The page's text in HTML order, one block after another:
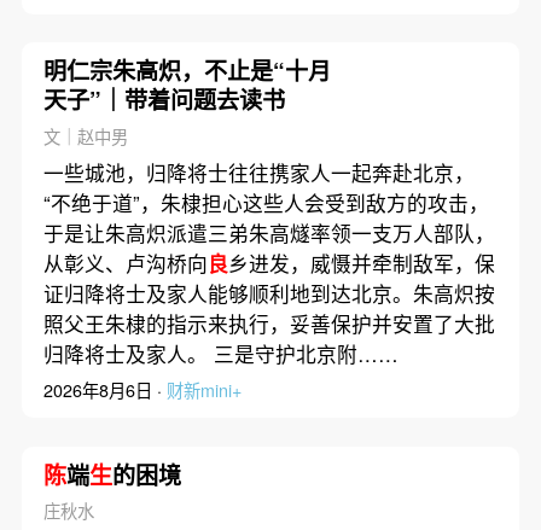
明仁宗朱高炽，不止是“十月
天子”｜带着问题去读书
文｜赵中男
一些城池，归降将士往往携家人一起奔赴北京，
“不绝于道”，朱棣担心这些人会受到敌方的攻击，
于是让朱高炽派遣三弟朱高燧率领一支万人部队，
从彰义、卢沟桥向良乡进发，威慑并牵制敌军，保
证归降将士及家人能够顺利地到达北京。朱高炽按
照父王朱棣的指示来执行，妥善保护并安置了大批
归降将士及家人。 三是守护北京附……
2026年8月6日 · 财新mini+
陈端生的困境
庄秋水